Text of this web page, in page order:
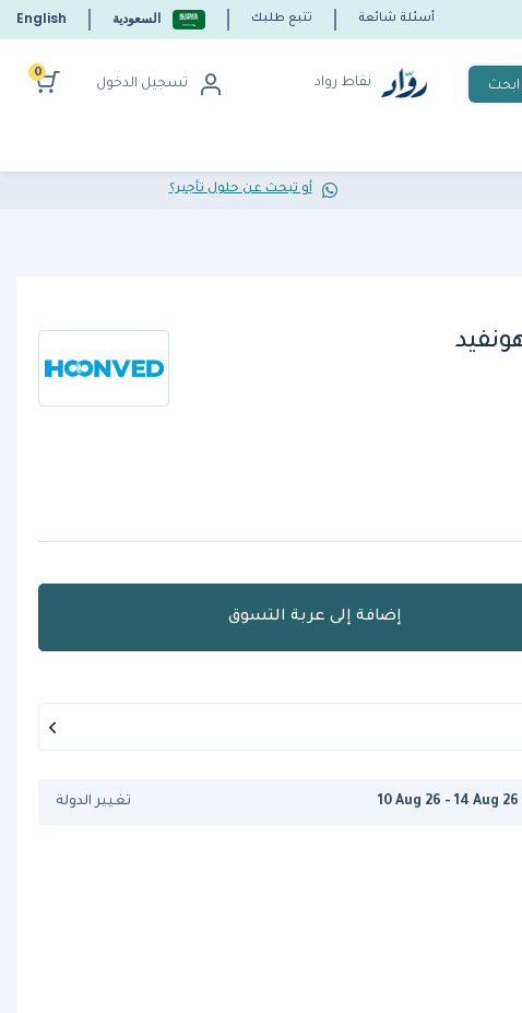
أسئلة شائعة تتبع طلبك السعودية English
ابحث نقاط رواد تسجيل الدخول
0
أو تبحث عن حلول تأجير؟
إضافة إلى عربة التسوق
10 Aug 26 - 14 Aug 26 تغيير الدولة